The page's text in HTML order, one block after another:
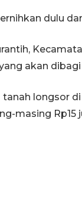
dulu
akan
longsor
masing Rp15